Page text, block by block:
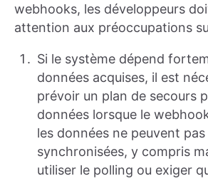
webhooks, les développeurs
attention aux préoccupations
Si le système dépend
données acquises, il est
prévoir un plan de secours
données lorsque le
les données ne peuvent
synchronisées, y compris
utiliser le polling ou exiger